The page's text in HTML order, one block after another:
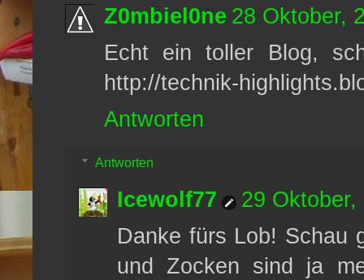
Z0mbiel0ne 28 Oktober,
Echt ein toller Blog,
http://technik-
Antworten
Antworten
Icewolf77
29
Danke fürs Lob! Schau
und Zocken sind ja